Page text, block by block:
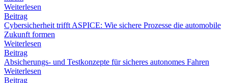
Weiterlesen
Beitrag
Cybersicherheit trifft ASPICE: Wie sichere Prozesse die automobile
Zukunft formen
Weiterlesen
Beitrag
Absicherungs- und Testkonzepte für sicheres autonomes Fahren
Weiterlesen
Beitrag